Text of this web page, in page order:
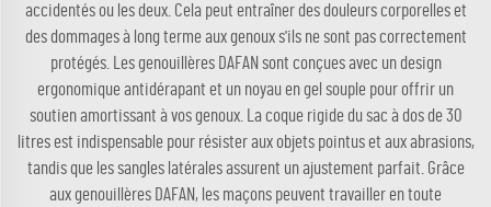
accidentés ou les deux. Cela peut entraîner des douleurs corporelles et
des dommages à long terme aux genoux s'ils ne sont pas correctement
protégés. Les genouillères DAFAN sont conçues avec un design
ergonomique antidérapant et un noyau en gel souple pour offrir un
soutien amortissant à vos genoux. La coque rigide du sac à dos de 30
litres est indispensable pour résister aux objets pointus et aux abrasions,
tandis que les sangles latérales assurent un ajustement parfait. Grâce
aux genouillères DAFAN, les maçons peuvent travailler en toute